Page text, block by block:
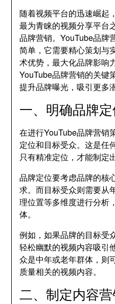
随着视频平台的迅速崛起
最为青睐的视频分享平台
品牌营销。YouTube品牌
简单，它需要精心策划与
术优势，最大化品牌影响
YouTube品牌营销的关键
提升品牌曝光，吸引更多
一、明确品牌
在进行YouTube品牌营销
定位和目标受众。这是任
只有精准定位，才能制定
品牌定位要考虑品牌的核
求。而目标受众则需要从
理位置等多维度进行分析
体。
例如，如果品牌的目标受
轻松幽默的视频内容吸引
众是中年或老年群体，则
质量相关的视频内容。
二、制定内容